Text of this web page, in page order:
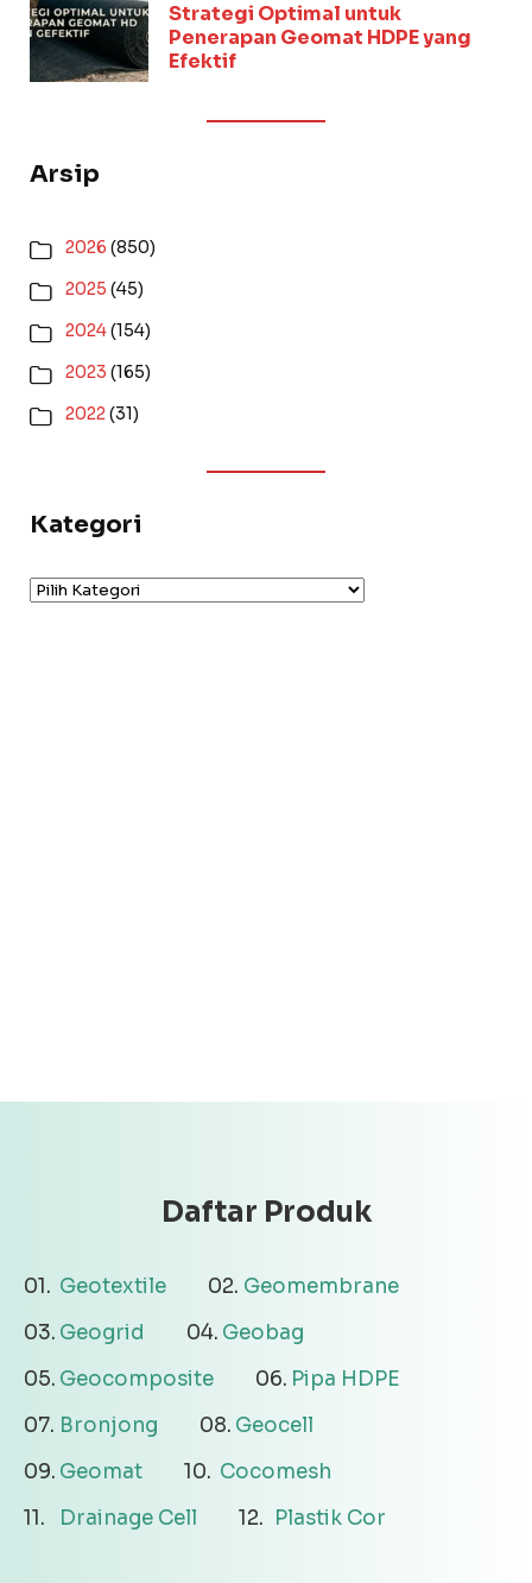
Strategi Optimal untuk
Penerapan Geomat HDPE yang
Efektif
Arsip
2026 (850)
2025 (45)
2024(154)
2023 (165)
2022(31)
Kategori
Kategori
Daftar Produk
Geotextile
Geomembrane
Geogrid
Geobag
Geocomposite
Pipa HDPE
Bronjong
Geocell
Geomat
Cocomesh
Drainage Cell
Plastik Cor